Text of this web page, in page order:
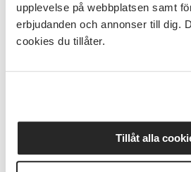
upplevelse på webbplatsen samt
erbjudanden och annonser till dig.
cookies du tillåter.
Tillåt alla
Förkunskaper
Inga förkunskaper behövs,
tillväga.
Varför passar konceptet
grönsaker så bra hos oss
Jo, vi har en ojämn produktion
mycket att skörda på hösten